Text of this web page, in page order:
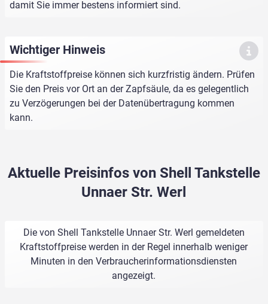
damit Sie immer bestens informiert sind.
Wichtiger Hinweis
Die Kraftstoffpreise können sich kurzfristig ändern. Prüfen
Sie den Preis vor Ort an der Zapfsäule, da es gelegentlich
zu Verzögerungen bei der Datenübertragung kommen
kann.
Aktuelle Preisinfos von Shell Tankstelle
Unnaer Str. Werl
Die von Shell Tankstelle Unnaer Str. Werl gemeldeten
Kraftstoffpreise werden in der Regel innerhalb weniger
Minuten in den Verbraucherinformationsdiensten
angezeigt.